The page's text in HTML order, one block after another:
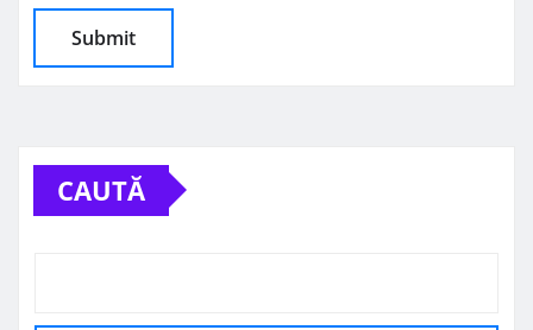
CAUTĂ